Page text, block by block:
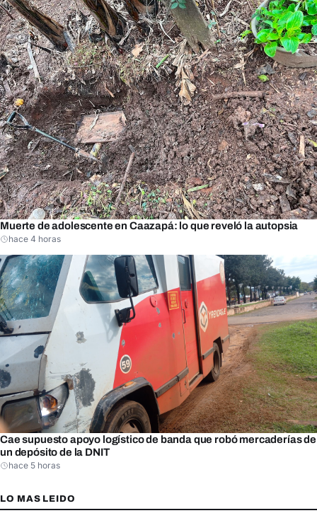
Muerte de adolescente en Caazapá: lo que reveló la autopsia
hace 4 horas
Cae supuesto apoyo logístico de banda que robó mercaderías de
un depósito de la DNIT
hace 5 horas
LO MAS LEIDO